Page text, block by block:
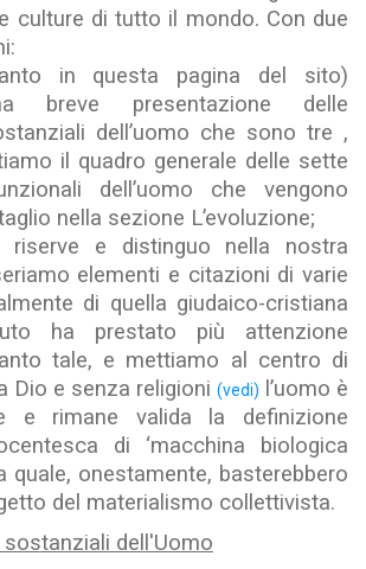
culture di tutto il mondo. Con due
in questa pagina del sito)
breve presentazione delle
dell’uomo che sono tre ,
il quadro generale delle sette
dell’uomo che vengono
nella sezione L’evoluzione;
e distinguo nella nostra
elementi e citazioni di varie
di quella giudaico-cristiana
ha prestato più attenzione
tale, e mettiamo al centro di
Dio e senza religioni (vedi)
l’uomo è
e rimane valida la definizione
di ‘macchina biologica
quale, onestamente, basterebbero
del materialismo collettivista.
dell'Uomo